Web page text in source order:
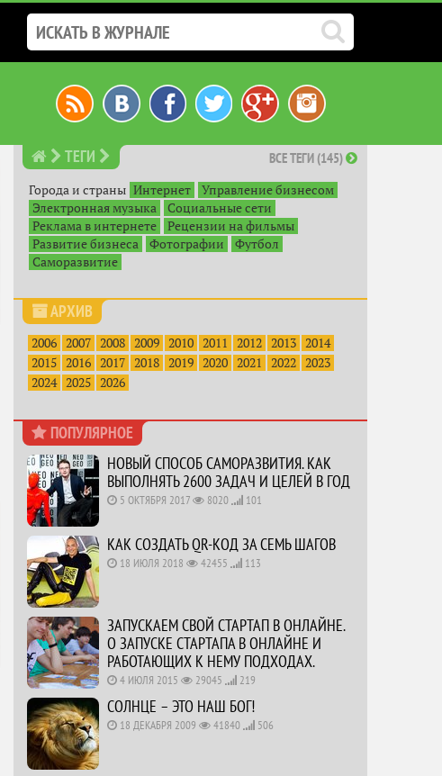
ТЕГИ ВСЕ ТЕГИ (145)
Города и страны Интернет
Управление бизнесом
Электронная музыка
Социальные сети
Реклама в интернете
Рецензии на фильмы
Развитие бизнеса
Фотографии
Футбол
Саморазвитие
АРХИВ
2006 2007 2008 2009 2010 2011 2012 2013 2014
2015 2016 2017 2018 2019 2020 2021 2022 2023
2024 2025 2026
ПОПУЛЯРНОЕ
НОВЫЙ СПОСОБ САМОРАЗВИТИЯ. КАК
ВЫПОЛНЯТЬ 2600 ЗАДАЧ И ЦЕЛЕЙ В ГОД
5 ОКТЯБРЯ 2017 8020 101
КАК СОЗДАТЬ QR-КОД ЗА СЕМЬ ШАГОВ
18 ИЮЛЯ 2018 42455 113
ЗАПУСКАЕМ СВОЙ СТАРТАП В ОНЛАЙНЕ.
О ЗАПУСКЕ СТАРТАПА В ОНЛАЙНЕ И
РАБОТАЮЩИХ К НЕМУ ПОДХОДАХ.
4 ИЮЛЯ 2015 29045 219
СОЛНЦЕ – ЭТО НАШ БОГ!
18 ДЕКАБРЯ 2009 41840 506